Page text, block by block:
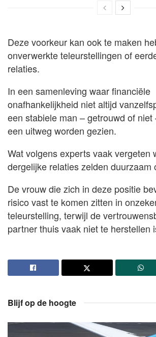
Deze voorkeur kan ook te maken
onverwerkte teleurstellingen of
relaties.
In een samenleving waar financiële
onafhankelijkheid niet altijd
een stabiele man – getrouwd of
een uitweg worden gezien.
Wat volgens experts vaak vergeten
dergelijke relaties zelden duurzaam
De vrouw die zich in deze positie
risico vast te komen zitten in
teleurstelling, terwijl de
partner thuis vaak niet te herstellen
Blijf op de hoogte